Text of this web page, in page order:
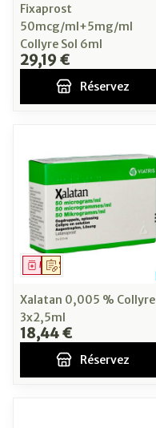
Fixaprost
50mcg/ml+5mg/ml
Collyre Sol 6ml
29,19 €
Réservez
Sur prescription
Médicament
Xalatan 0,005 % Collyre
3x2,5ml
18,44 €
Réservez